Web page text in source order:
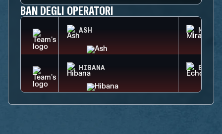
BAN DEGLI OPERATORI
ASH MIRA
HIBANA ECHO